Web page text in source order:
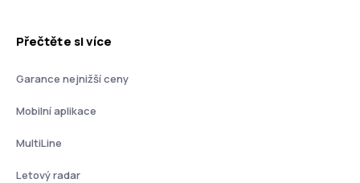
Přečtěte si více
Garance nejnižší ceny
Mobilní aplikace
MultiLine
Letový radar